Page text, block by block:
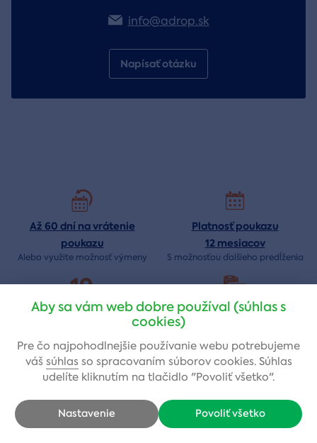
info@adrop.sk
Napísať otázku
Až 60 dní na vrátenie
poukazu
Alebo využite možnosť výmeny
Platnosť poukazu
12 mesiacov
S možnosťou ďalšieho predĺženia
19
Rokov na
Je na násspoľahnutie
Originálne darčekové
Už rozbaľovanie budezážitok
Darčeky k 65. narodeninám
Chceli by ste zaobstaraťparádny darček k 65. narodeninám
Aby sa vám web dobre používal (súhlas s
cookies)
Pre čo najpohodlnejšie používanie webu potrebujeme
váš súhlas so spracovaním súborov cookies. Súhlas
udelíte kliknutím na tlačidlo "Povoliť všetko".
Povoliť všetko
Nastavenie